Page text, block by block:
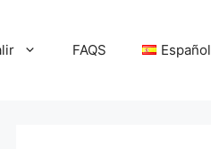
FAQS Español